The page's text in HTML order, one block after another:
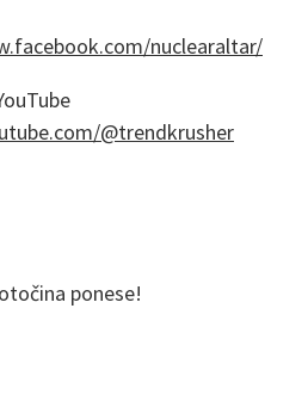
nuclearaltar/
@trendkrusher
ponese!